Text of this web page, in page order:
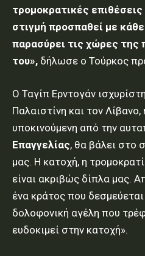
τρομοκρατικές επιθέσεις
στιγμή προσπαθεί με
παρασύρει τις χώρες της
του», δήλωσε ο Τούρκος
Ο Ταγίπ Ερντογάν
Παλαιστίνη και τον
υποκινούμενη από την
Επαγγελίας, θα βάλει στο
μας. Η κατοχή, η
είναι ακριβώς δίπλα μας.
ένα κράτος που
δολοφονική αγέλη που
ευδοκιμεί στην κατοχή».